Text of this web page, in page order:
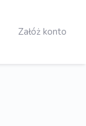
Załóż konto